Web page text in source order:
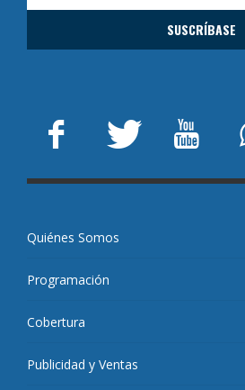
Quiénes Somos
Programación
Cobertura
Publicidad y Ventas